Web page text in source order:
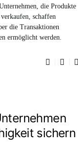
die Produkte
schaffen
die Transaktionen
ermöglicht werden.
sichern